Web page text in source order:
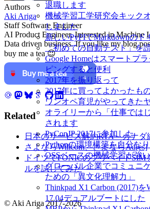
退職します
機械学習工学研究会キック
しました
新しいPyPIでMarkdownの
「初めての自動テスト」を
Google Homeはスマートプ
ピングすると便利
2017年を振り返って
2017年に買ってよかったも
ワンオペ育児がやってきた
オライリーから「仕事では
されます
PyConJP 2017に参加した
Pythonの環境構築を自分な
OSSベースの機械学習が強
グローバル企業でコミュニ
ための「異文化理解力」
Thinkpad X1 Carbon (2017)を
17.04デュアルブートにした
Authors
Aki Ariga
Staff Software Engineer
AI Product Engineer. Interested in Machine
Data driven business. If you like my blog
buy me a tea 😉
Related
日本のサービス解約RTA～カナダ
さよならWillcom、さよならAd[es]
ドイツでFONICのプリペイド
ルを試してみた
© Aki Ariga 2017-2026